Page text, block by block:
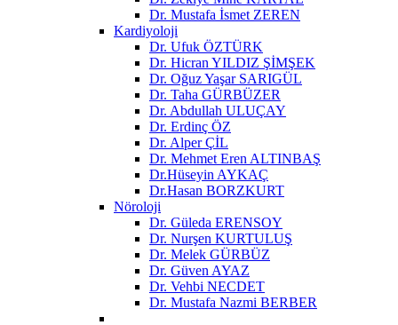
Dr. Mustafa İsmet ZEREN
Kardiyoloji
Dr. Ufuk ÖZTÜRK
Dr. Hicran YILDIZ ŞİMŞEK
Dr. Oğuz Yaşar SARIGÜL
Dr. Taha GÜRBÜZER
Dr. Abdullah ULUÇAY
Dr. Erdinç ÖZ
Dr. Alper ÇİL
Dr. Mehmet Eren ALTINBAŞ
Dr.Hüseyin AYKAÇ
Dr.Hasan BORZKURT
Nöroloji
Dr. Güleda ERENSOY
Dr. Nurşen KURTULUŞ
Dr. Melek GÜRBÜZ
Dr. Güven AYAZ
Dr. Vehbi NECDET
Dr. Mustafa Nazmi BERBER